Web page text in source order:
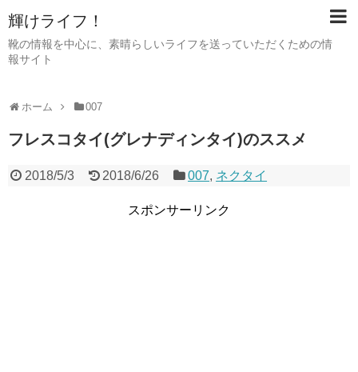
輝けライフ！
靴の情報を中心に、素晴らしいライフを送っていただくための情
報サイト
ホーム 007
フレスコタイ(グレナディンタイ)のススメ
2018/5/3 2018/6/26 007, ネクタイ
スポンサーリンク